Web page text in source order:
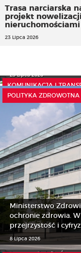
Trasa narciarska
projekt
nieruchomościami
23 Lipca 2026
KOMUNIKACJA I
23 Lipca 2026
POLITYKA ZDROWOTNA
Ministerstwo
ochronie zdrowia.
przejrzystość i
8 Lipca 2026
Na rzecz lokalnej
33.